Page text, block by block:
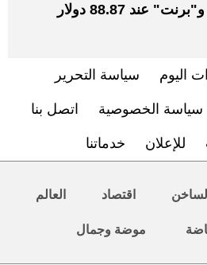
تراجع أسعار النفط و"برنت" عند 88.87 دولار
اليوم سياسة التحرير
سياسة الخصوصية اتصل بنا
للإعلان خدماتنا
اقتصاد العالم
موضة وجمال